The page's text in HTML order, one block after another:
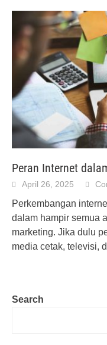
Peran Internet
April 26, 2025
Perkembangan
dalam hampir semua
marketing. Jika dulu
media cetak, televisi,
Search